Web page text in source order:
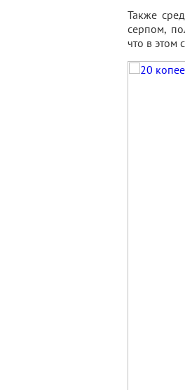
Также
серпом,
что в этом